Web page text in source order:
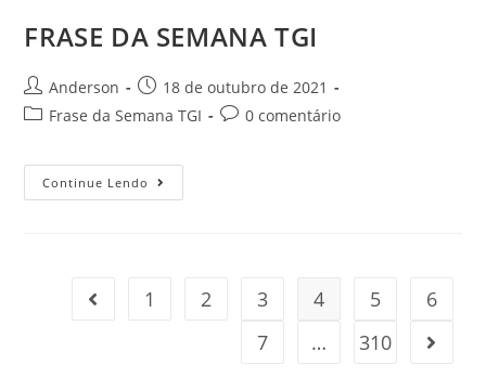
FRASE DA SEMANA TGI
Anderson
18 de outubro de 2021
Frase da Semana TGI
0 comentário
Continue Lendo
1 2 3 4 5
6
7
… 310